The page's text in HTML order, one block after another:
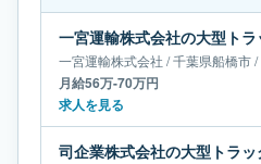
一宮運輸株式会社 /千葉県船橋市/
月給56万-70万円
求人を見る